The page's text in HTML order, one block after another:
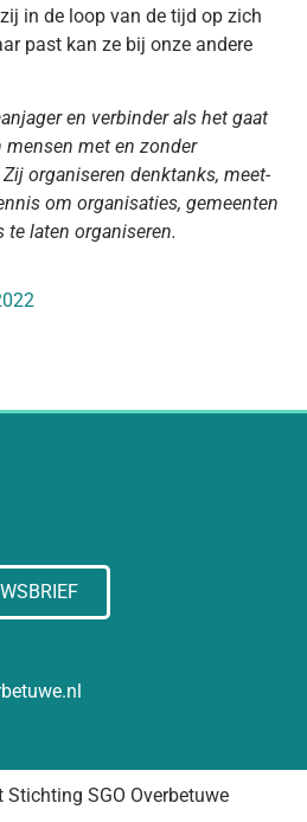
in de loop van de tijd op zich
past kan ze bij onze andere
en verbinder als het gaat
met en zonder
organiseren denktanks, meet-
om organisaties, gemeenten
laten organiseren.
SGO Overbetuwe